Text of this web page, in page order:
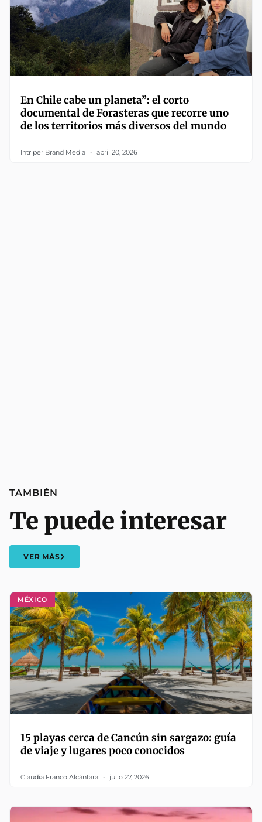
En Chile cabe un planeta”: el corto
documental de Forasteras que recorre uno
de los territorios más diversos del mundo
Intriper Brand Media abril 20, 2026
MÉXICO
15 playas cerca de Cancún sin sargazo: guía
de viaje y lugares poco conocidos
Claudia Franco Alcántara julio 27, 2026
TAMBIÉN
Te puede interesar
VER MÁS